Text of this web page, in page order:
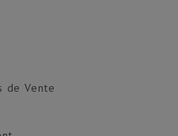
de Vente